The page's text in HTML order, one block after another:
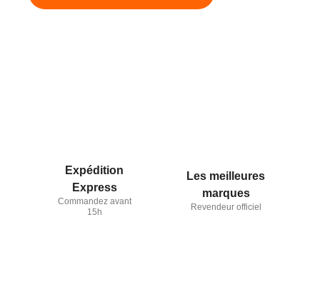
Expédition
Express
Commandez avant
15h
Les meilleures
marques
Revendeur officiel